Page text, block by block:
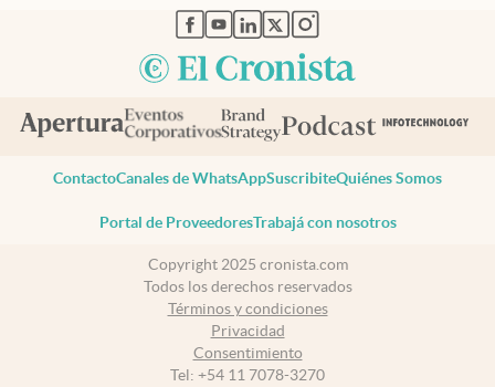
abre en nueva pestaña
abre en nueva pestaña
abre en nueva pestaña
abre en nueva pestaña
abre en nueva pestaña
ContactoCanales de WhatsAppSuscribiteQuiénes Somos
Portal de ProveedoresTrabajá con nosotros
Copyright 2025 cronista.com
Todos los derechos reservados
Términos y condiciones
Privacidad
Consentimiento
Tel: +54 11 7078-3270